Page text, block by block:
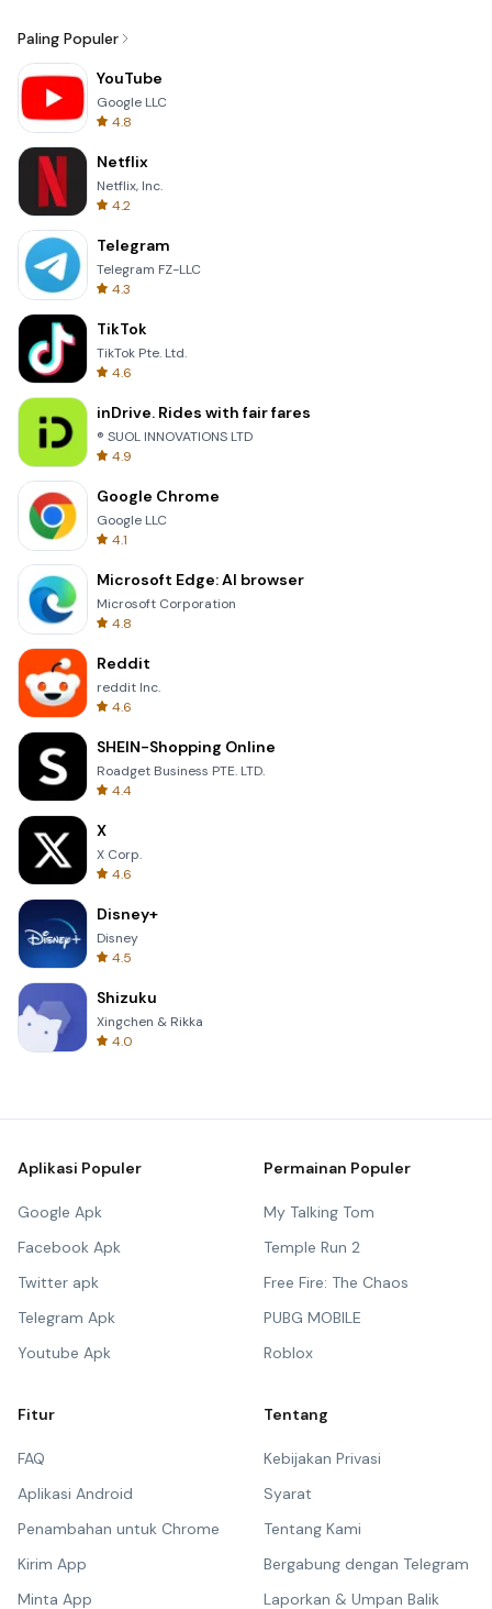
Paling Populer
YouTube
Google LLC
4.8
Netflix
Netflix, Inc.
4.2
Telegram
Telegram FZ-LLC
4.3
TikTok
TikTok Pte. Ltd.
4.6
inDrive. Rides with fair fares
® SUOL INNOVATIONS LTD
4.9
Google Chrome
Google LLC
4.1
Microsoft Edge: AI browser
Microsoft Corporation
4.8
Reddit
reddit Inc.
4.6
SHEIN-Shopping Online
Roadget Business PTE. LTD.
4.4
X
X Corp.
4.6
Disney+
Disney
4.5
Shizuku
Xingchen & Rikka
4.0
Aplikasi Populer
Google Apk
Facebook Apk
Twitter apk
Telegram Apk
Youtube Apk
Permainan Populer
My Talking Tom
Temple Run 2
Free Fire: The Chaos
PUBG MOBILE
Roblox
Fitur
FAQ
Aplikasi Android
Penambahan untuk Chrome
Kirim App
Minta App
Tentang
Kebijakan Privasi
Syarat
Tentang Kami
Bergabung dengan Telegram
Laporkan & Umpan Balik